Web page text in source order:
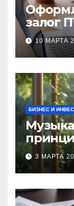
залог
без
10 МАРТА
БИЗНЕС И
Музыка
3 МАРТА